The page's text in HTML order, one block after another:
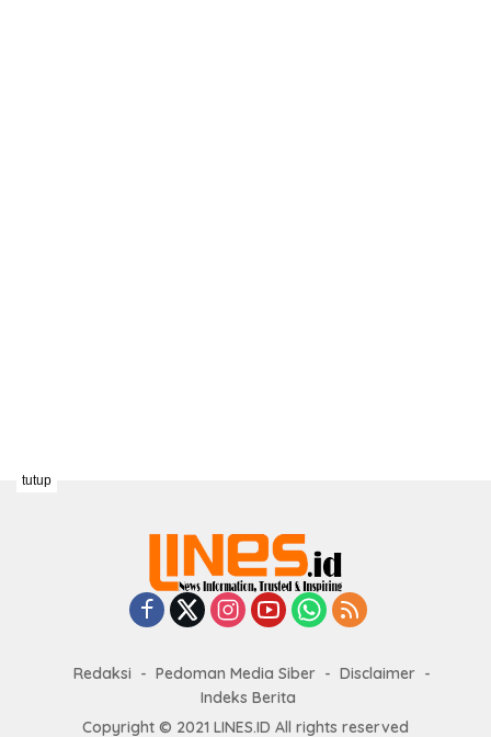
Redaksi Pedoman Media Siber
Disclaimer
Indeks Berita
Copyright © 2021 LINES.ID All rights reserved
tutup